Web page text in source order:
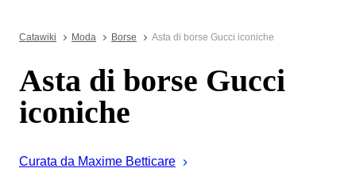
Catawiki Moda Borse Asta di borse Gucci iconiche
Asta di borse Gucci
iconiche
Curata da Maxime Betticare